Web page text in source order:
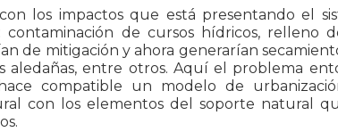
los impactos que está presentando el
contaminación de cursos hídricos, relleno
de mitigación y ahora generarían
aledañas, entre otros. Aquí el problema
compatible un modelo de
con los elementos del soporte natural